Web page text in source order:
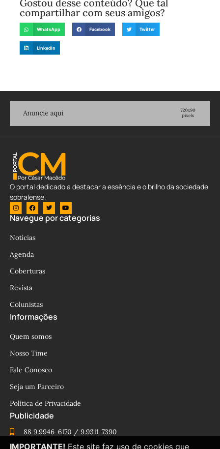
Gostou desse conteúdo? Que tal
compartilhar com seus amigos?
WhatsApp Facebook Twitter
LinkedIn
O portal dedicado a destacar a essência e o brilho da sociedade
sobralense.
Navegue por categorias
Notícias
Agenda
Coberturas
Revista
Colunistas
Informações
Quem somos
Nosso Time
Fale Conosco
Seja um Parceiro
Política de Privacidade
Publicidade
88 9.9946-6170 / 9.9311-7390
IMPORTANTE! Este site faz uso de cookies que